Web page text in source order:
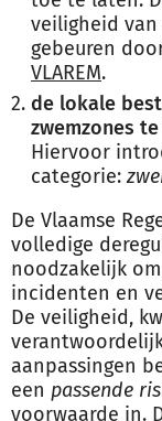
veiligheid van
gebeuren
VLAREM.
de lokale
zwemzones
Hiervoor
categorie:
De Vlaamse
volledige
noodzakelijk
incidenten en
De veiligheid,
aanpassingen
een passende
voorwaarde in.